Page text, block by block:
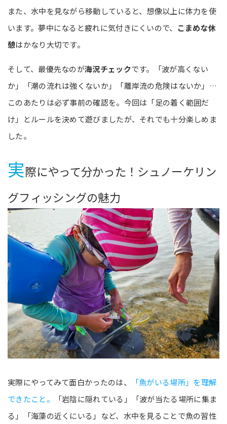
また、水中を見ながら移動していると、想像以上に体力を使
います。夢中になると疲れに気付きにくいので、
こまめな休
憩はかなり大切です。
そして、最優先なのが海況チェックです。「波が高くない
か」「潮の流れは強くないか」「離岸流の危険はないか」…
このあたりは必ず事前の確認を。今回は「足の着く範囲だ
け」とルールを決めて遊びましたが、それでも十分楽しめま
した。
実際にやって分かった！シュノーケリン
グフィッシングの魅力
実際にやってみて面白かったのは、
「魚がいる場所」を理解
できたこと。
「岩陰に隠れている」「波が当たる場所に集ま
る」「海藻の近くにいる」など、水中を見ることで魚の習性